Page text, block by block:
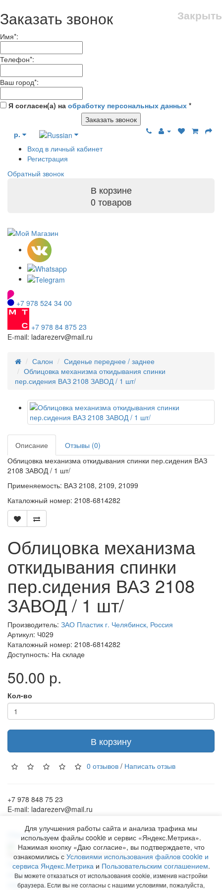
Закрыть
Заказать звонок
Имя*:
Телефон*:
Ваш город*:
Я согласен(а) на обработку персональных данных *
Заказать звонок
р.
Вход в личный кабинет
Регистрация
Обратный звонок
В корзине
0 товаров
+7 978 524 34 00
+7 978 84 875 23
E-mail: ladarezerv@mail.ru
Салон
Сиденье переднее / заднее
Облицовка механизма откидывания спинки
пер.сидения ВАЗ 2108 ЗАВОД / 1 шт/
Описание
Отзывы (0)
Облицовка механизма откидывания спинки пер.сидения ВАЗ
2108 ЗАВОД / 1 шт/
Применяемость: ВАЗ 2108, 2109, 21099
Каталожный номер: 2108-6814282
Облицовка механизма
откидывания спинки
пер.сидения ВАЗ 2108
ЗАВОД / 1 шт/
Производитель: ЗАО Пластик г. Челябинск, Россия
Артикул: Ч029
Каталожный номер: 2108-6814282
Доступность: На складе
50.00 р.
Кол-во
В корзину
0 отзывов / Написать отзыв
+7 978 848 75 23
E-mail: ladarezerv@mail.ru
Обратный звонок
Рекламу в Симферополе заказывают наwww.ra-salgir.ru.
Пользовательское соглашение Политика использования
cookies и Яндекс.Метрики Согласие на обработку
персональных данных
Для улучшения работы сайта и анализа трафика мы
используем файлы cookie и сервис «Яндекс.Метрика».
Нажимая кнопку «Даю согласие», вы подтверждаете, что
ознакомились с Условиями использования файлов cookie и
сервиса Яндекс.Метрикаи Пользовательским соглашением.
Вы можете отказаться от использования cookie, изменив настройки
браузера. Если вы не согласны с нашими условиями, пожалуйста,